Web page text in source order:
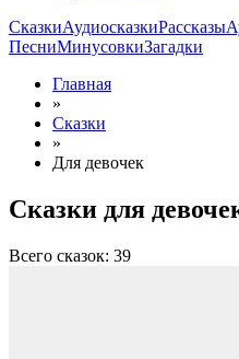
СказкиАудиосказкиРассказы
ПесниМинусовкиЗагадки
Главная
»
Сказки
»
Для девочек
Сказки для
Всего сказок: 39